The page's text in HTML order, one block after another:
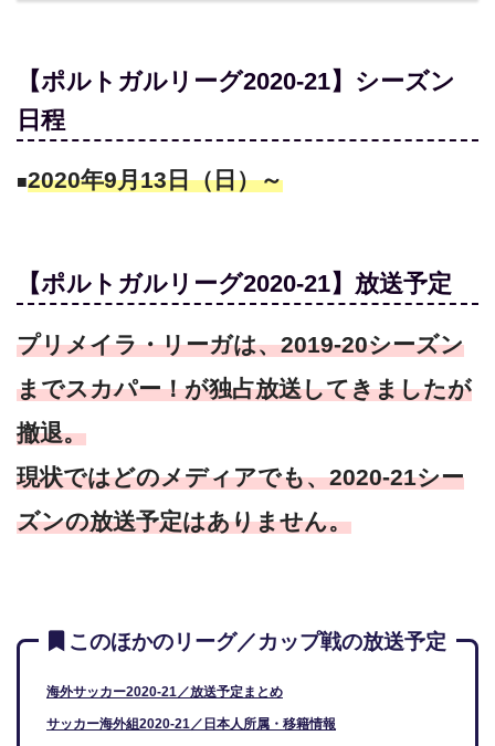
【ポルトガルリーグ2020-21】シーズン
日程
■2020年9月13日（日）～
【ポルトガルリーグ2020-21】放送予定
プリメイラ・リーガは、2019-20シーズン
までスカパー！が独占放送してきましたが
撤退。
現状ではどのメディアでも、2020-21シー
ズンの放送予定はありません。
このほかのリーグ／カップ戦の放送予定
海外サッカー2020-21／放送予定まとめ
サッカー海外組2020-21／日本人所属・移籍情報